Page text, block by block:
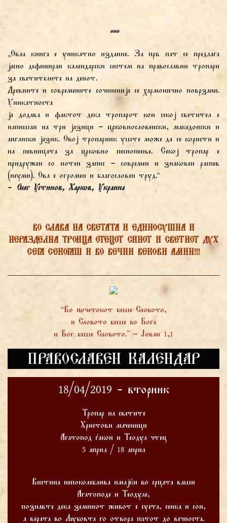
***
„Оваа книга е уникатно издание. За прв пат се предлага
јасно дефиниран календарски систем на православни тропари
за светителите на денот.
Древните и современите сочиненија се хармонично поврзани.
Уникатноста
ја додава и фактот дека тропарот кон секој светител е
напишан на три јазици – црковнословенски, македонски и
англиски јазик. Овој тропарник уште може да се користи и
на певницата за црковно песнопеење. Секој тропар е
придружен со нотен запис – современ и знаковен распев
(неуми). Ова е огромен и благословен труд.“
- Олег Устинов, Харков, Украина
ВО СЛАВА НА СВЕТАТА И ЕДИНОСУШНА И
НЕРАЗДЕЛНА ТРОИЦА ОТЕЦОТ СИНОТ И СВЕТИОТ ДУХ
СЕГА СЕКОГАШ И ВО ВЕЧНИ ВЕКОВИ АМИН!!!
“Во почетокот беше Словото,
и Словото беше во Бога
и Бог беше Словото.” – Јован 1,1
ПРАВОСЛАВЕН КАЛЕНДАР
18/04/2019 - вторник
Тропар на светите
Христови маченици
Агатопод ѓакон и Теодул чтец
5 април / 18 април
Вистина непоколеблива имајќи во срцата ваши
Агатоподе и Теодуле,
познавте дека земниот живот е суета, сенка и сон,
а верата во Љубовта го отвора пaтот до вечноста.